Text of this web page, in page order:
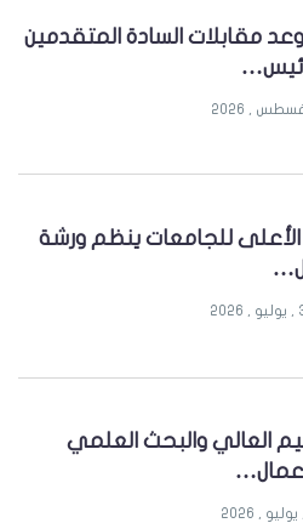
مقابلات السادة المتقدمين
للجامعات ينظم ورشة
العالي والبحث العلمي